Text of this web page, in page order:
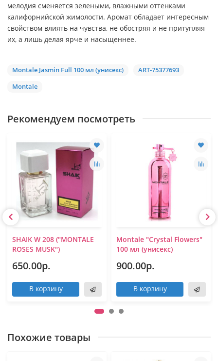
мелодия сменяется зелеными, влажными оттенками
калифорнийской жимолости. Аромат обладает интересным
свойством влиять на чувства, не обостряя и не притупляя
их, а лишь делая ярче и насыщеннее.
Montale Jasmin Full 100 мл (унисекс)
ART-75377693
Montale
Рекомендуем посмотреть
SHAIK W 208 ("MONTALE
ROSES MUSK")
650.00р.
В корзину
Montale "Crystal Flowers"
100 мл (унисекс)
900.00р.
В корзину
Похожие товары